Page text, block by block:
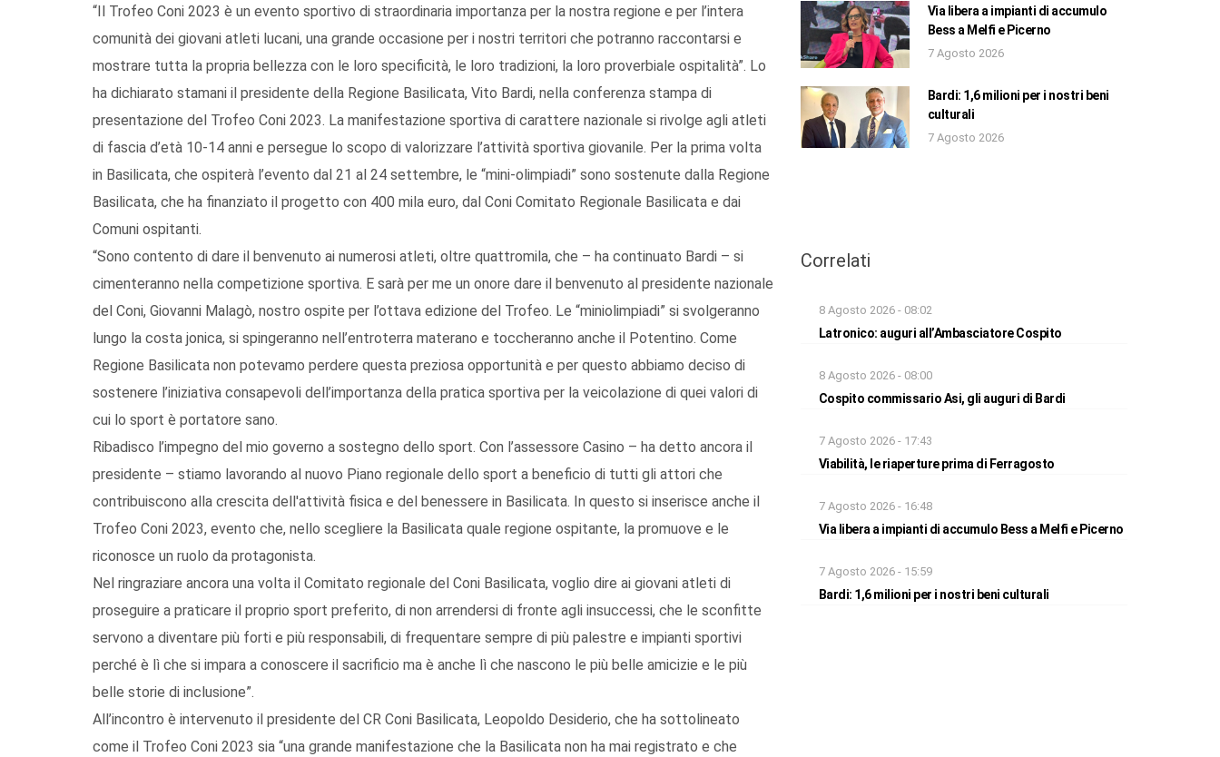
“Il Trofeo Coni 2023 è un evento sportivo di straordinaria importanza per la nostra regione e per l’intera
comunità dei giovani atleti lucani, una grande occasione per i nostri territori che potranno raccontarsi e
mostrare tutta la propria bellezza con le loro specificità, le loro tradizioni, la loro proverbiale ospitalità”. Lo
ha dichiarato stamani il presidente della Regione Basilicata, Vito Bardi, nella conferenza stampa di
presentazione del Trofeo Coni 2023. La manifestazione sportiva di carattere nazionale si rivolge agli atleti
di fascia d’età 10-14 anni e persegue lo scopo di valorizzare l’attività sportiva giovanile. Per la prima volta
in Basilicata, che ospiterà l’evento dal 21 al 24 settembre, le “mini-olimpiadi” sono sostenute dalla Regione
Basilicata, che ha finanziato il progetto con 400 mila euro, dal Coni Comitato Regionale Basilicata e dai
Comuni ospitanti.
“Sono contento di dare il benvenuto ai numerosi atleti, oltre quattromila, che – ha continuato Bardi – si
cimenteranno nella competizione sportiva. E sarà per me un onore dare il benvenuto al presidente nazionale
del Coni, Giovanni Malagò, nostro ospite per l’ottava edizione del Trofeo. Le “miniolimpiadi” si svolgeranno
lungo la costa jonica, si spingeranno nell’entroterra materano e toccheranno anche il Potentino. Come
Regione Basilicata non potevamo perdere questa preziosa opportunità e per questo abbiamo deciso di
sostenere l’iniziativa consapevoli dell’importanza della pratica sportiva per la veicolazione di quei valori di
cui lo sport è portatore sano.
Ribadisco l’impegno del mio governo a sostegno dello sport. Con l’assessore Casino – ha detto ancora il
presidente – stiamo lavorando al nuovo Piano regionale dello sport a beneficio di tutti gli attori che
contribuiscono alla crescita dell'attività fisica e del benessere in Basilicata. In questo si inserisce anche il
Trofeo Coni 2023, evento che, nello scegliere la Basilicata quale regione ospitante, la promuove e le
riconosce un ruolo da protagonista.
Nel ringraziare ancora una volta il Comitato regionale del Coni Basilicata, voglio dire ai giovani atleti di
proseguire a praticare il proprio sport preferito, di non arrendersi di fronte agli insuccessi, che le sconfitte
servono a diventare più forti e più responsabili, di frequentare sempre di più palestre e impianti sportivi
perché è lì che si impara a conoscere il sacrificio ma è anche lì che nascono le più belle amicizie e le più
belle storie di inclusione”.
All’incontro è intervenuto il presidente del CR Coni Basilicata, Leopoldo Desiderio, che ha sottolineato
come il Trofeo Coni 2023 sia “una grande manifestazione che la Basilicata non ha mai registrato e che
Via libera a impianti di accumulo
Bess a Melfi e Picerno
7 Agosto 2026
Bardi: 1,6 milioni per i nostri beni
culturali
7 Agosto 2026
Correlati
8 Agosto 2026 - 08:02
Latronico: auguri all’Ambasciatore Cospito
8 Agosto 2026 - 08:00
Cospito commissario Asi, gli auguri di Bardi
7 Agosto 2026 - 17:43
Viabilità, le riaperture prima di Ferragosto
7 Agosto 2026 - 16:48
Via libera a impianti di accumulo Bess a Melfi e Picerno
7 Agosto 2026 - 15:59
Bardi: 1,6 milioni per i nostri beni culturali